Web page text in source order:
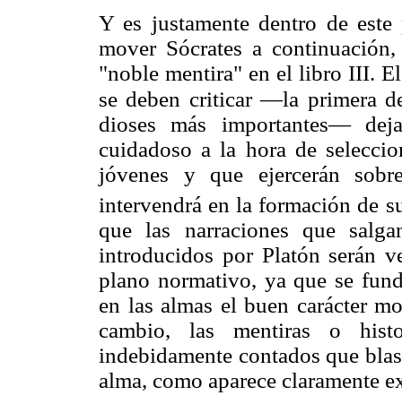
Y es justamente dentro de
mover Sócrates a
"noble mentira" en el libro III.
se deben criticar —la primera
dioses más importantes—
cuidadoso a la hora de
jóvenes y que ejercerán
intervendrá en la formación de
que las narraciones que
introducidos por Platón serán
plano normativo, ya que se
en las almas el buen carácter
cambio, las mentiras o
indebidamente contados que
alma, como aparece claramente